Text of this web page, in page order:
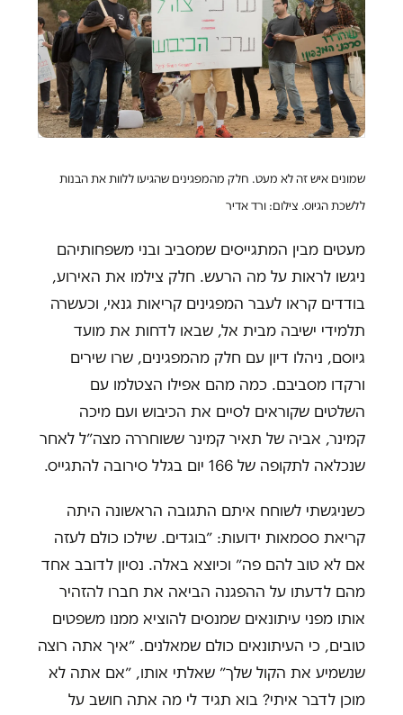
שמונים איש זה לא מעט. חלק מהמפגינים שהגיעו ללוות את הבנות
ללשכת הגיוס. צילום: ורד אדיר
מעטים מבין המתגייסים שמסביב ובני משפחותיהם
ניגשו לראות על מה הרעש. חלק צילמו את האירוע,
בודדים קראו לעבר המפגינים קריאות גנאי, וכעשרה
תלמידי ישיבה מבית אל, שבאו לדחות את מועד
גיוסם, ניהלו דיון עם חלק מהמפגינים, שרו שירים
ורקדו מסביבם. כמה מהם אפילו הצטלמו עם
השלטים שקוראים לסיים את הכיבוש ועם מיכה
קמינר, אביה של תאיר קמינר ששוחררה מצה״ל לאחר
שנכלאה לתקופה של 166 יום בגלל סירובה להתגייס.
כשניגשתי לשוחח איתם התגובה הראשונה היתה
קריאת ססמאות ידועות: ״בוגדים. שילכו כולם לעזה
אם לא טוב להם פה״ וכיוצא באלה. נסיון לדובב אחד
מהם לדעתו על ההפגנה הביאה את חברו להזהיר
אותו מפני עיתונאים שמנסים להוציא ממנו משפטים
טובים, כי העיתונאים כולם שמאלנים. ״איך אתה רוצה
שנשמיע את הקול שלך״ שאלתי אותו, ״אם אתה לא
מוכן לדבר איתי? בוא תגיד לי מה אתה חושב על